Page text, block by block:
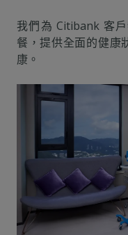
我們為 Citibank 客
餐，提供全面的健康
康。